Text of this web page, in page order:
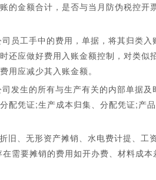
的金额合计，是否与当月防伪税控开
员工手中的费用，单据，将其归类入
还应做好费用入账金额控制，对类似
用应减少其入账金额。
发生的所有与生产有关的内部单据及
配凭证;生产成本归集、分配凭证;产
、无形资产摊销、水电费计提、工
需要摊销的费用如开办费、材料成